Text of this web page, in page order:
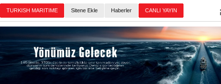
TURKISH MARITIME Sitene Ekle Haberler CANLI YAYIN